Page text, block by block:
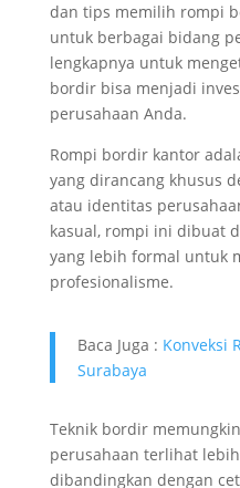
dan tips memilih rompi
untuk berbagai bidang
lengkapnya untuk
bordir bisa menjadi
perusahaan Anda.
Rompi bordir kantor
yang dirancang khusus
atau identitas
kasual, rompi ini dibuat
yang lebih formal untuk
profesionalisme.
Baca Juga : Konveksi
Surabaya
Teknik bordir
perusahaan terlihat
dibandingkan dengan